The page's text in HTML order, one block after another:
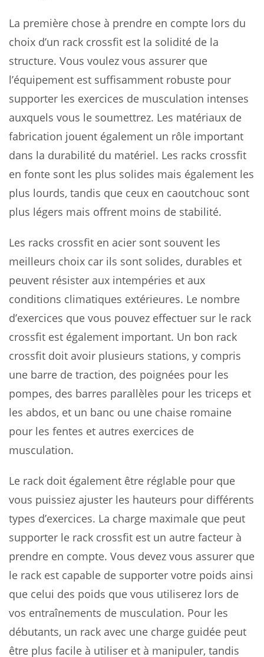
La première chose à prendre en compte lors du
choix d’un rack crossfit est la solidité de la
structure. Vous voulez vous assurer que
l’équipement est suffisamment robuste pour
supporter les exercices de musculation intenses
auxquels vous le soumettrez. Les matériaux de
fabrication jouent également un rôle important
dans la durabilité du matériel. Les racks crossfit
en fonte sont les plus solides mais également les
plus lourds, tandis que ceux en caoutchouc sont
plus légers mais offrent moins de stabilité.
Les racks crossfit en acier sont souvent les
meilleurs choix car ils sont solides, durables et
peuvent résister aux intempéries et aux
conditions climatiques extérieures. Le nombre
d’exercices que vous pouvez effectuer sur le rack
crossfit est également important. Un bon rack
crossfit doit avoir plusieurs stations, y compris
une barre de traction, des poignées pour les
pompes, des barres parallèles pour les triceps et
les abdos, et un banc ou une chaise romaine
pour les fentes et autres exercices de
musculation.
Le rack doit également être réglable pour que
vous puissiez ajuster les hauteurs pour différents
types d’exercices. La charge maximale que peut
supporter le rack crossfit est un autre facteur à
prendre en compte. Vous devez vous assurer que
le rack est capable de supporter votre poids ainsi
que celui des poids que vous utiliserez lors de
vos entraînements de musculation. Pour les
débutants, un rack avec une charge guidée peut
être plus facile à utiliser et à manipuler, tandis